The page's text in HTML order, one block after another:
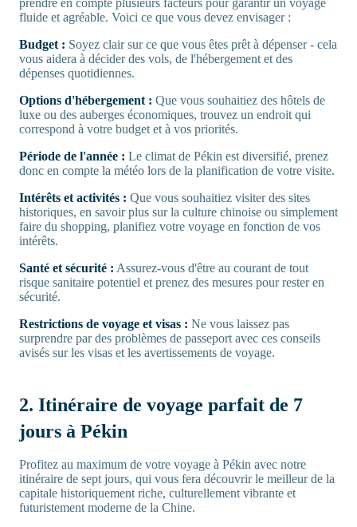
prendre en compte plusieurs facteurs pour garantir un voyage
fluide et agréable. Voici ce que vous devez envisager :
Budget : Soyez clair sur ce que vous êtes prêt à dépenser - cela
vous aidera à décider des vols, de l'hébergement et des
dépenses quotidiennes.
Options d'hébergement : Que vous souhaitiez des hôtels de
luxe ou des auberges économiques, trouvez un endroit qui
correspond à votre budget et à vos priorités.
Période de l'année : Le climat de Pékin est diversifié, prenez
donc en compte la météo lors de la planification de votre visite.
Intérêts et activités : Que vous souhaitiez visiter des sites
historiques, en savoir plus sur la culture chinoise ou simplement
faire du shopping, planifiez votre voyage en fonction de vos
intérêts.
Santé et sécurité : Assurez-vous d'être au courant de tout
risque sanitaire potentiel et prenez des mesures pour rester en
sécurité.
Restrictions de voyage et visas : Ne vous laissez pas
surprendre par des problèmes de passeport avec ces conseils
avisés sur les visas et les avertissements de voyage.
2. Itinéraire de voyage parfait de 7
jours à Pékin
Profitez au maximum de votre voyage à Pékin avec notre
itinéraire de sept jours, qui vous fera découvrir le meilleur de la
capitale historiquement riche, culturellement vibrante et
futuristement moderne de la Chine.